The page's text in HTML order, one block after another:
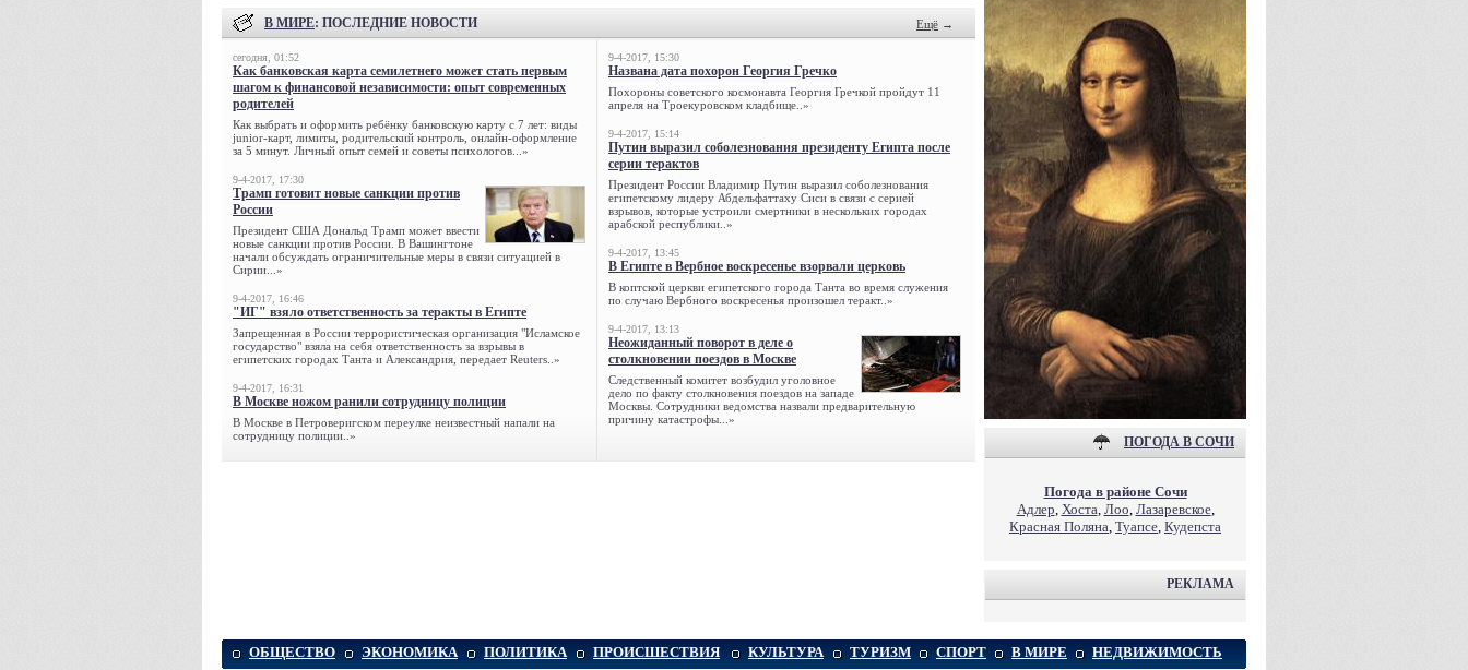
В МИРЕ: ПОСЛЕДНИЕ НОВОСТИ Ещё →
сегодня, 01:52
Как банковская карта семилетнего может стать первым
шагом к финансовой независимости: опыт современных
родителей
Как выбрать и оформить ребёнку банковскую карту с 7 лет: виды
junior-карт, лимиты, родительский контроль, онлайн-оформление
за 5 минут. Личный опыт семей и советы психологов...»
9-4-2017, 17:30
Трамп готовит новые санкции против
России
Президент США Дональд Трамп может ввести
новые санкции против России. В Вашингтоне
начали обсуждать ограничительные меры в связи ситуацией в
Сирии...»
9-4-2017, 16:46
"ИГ" взяло ответственность за теракты в Египте
Запрещенная в России террористическая организация "Исламское
государство" взяла на себя ответственность за взрывы в
египетских городах Танта и Александрия, передает Reuters..»
9-4-2017, 16:31
В Москве ножом ранили сотрудницу полиции
В Москве в Петроверигском переулке неизвестный напали на
сотрудницу полиции..»
9-4-2017, 15:30
Названа дата похорон Георгия Гречко
Похороны советского космонавта Георгия Гречкой пройдут 11
апреля на Троекуровском кладбище..»
9-4-2017, 15:14
Путин выразил соболезнования президенту Египта после
серии терактов
Президент России Владимир Путин выразил соболезнования
египетскому лидеру Абдельфаттаху Сиси в связи с серией
взрывов, которые устроили смертники в нескольких городах
арабской республики..»
9-4-2017, 13:45
В Египте в Вербное воскресенье взорвали церковь
В коптской церкви египетского города Танта во время служения
по случаю Вербного воскресенья произошел теракт..»
9-4-2017, 13:13
Неожиданный поворот в деле о
столкновении поездов в Москве
Следственный комитет возбудил уголовное
дело по факту столкновения поездов на западе
Москвы. Сотрудники ведомства назвали предварительную
причину катастрофы...»
ПОГОДА В СОЧИ
Погода в районе Сочи
Адлер, Хоста, Лоо, Лазаревское,
Красная Поляна, Туапсе, Кудепста
РЕКЛАМА
ОБЩЕСТВО ЭКОНОМИКА ПОЛИТИКА ПРОИСШЕСТВИЯ КУЛЬТУРА ТУРИЗМ СПОРТ В МИРЕ НЕДВИЖИМОСТЬ